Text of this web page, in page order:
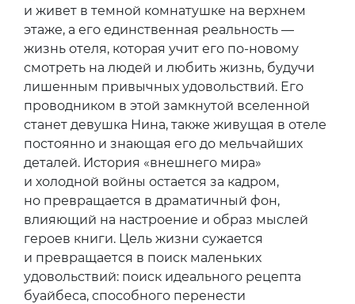
и живет в темной комнатушке на верхнем
этаже, а его единственная реальность —
жизнь отеля, которая учит его по-новому
смотреть на людей и любить жизнь, будучи
лишенным привычных удовольствий. Его
проводником в этой замкнутой вселенной
станет девушка Нина, также живущая в отеле
постоянно и знающая его до мельчайших
деталей. История «внешнего мира»
и холодной войны остается за кадром,
но превращается в драматичный фон,
влияющий на настроение и образ мыслей
героев книги. Цель жизни сужается
и превращается в поиск маленьких
удовольствий: поиск идеального рецепта
буайбеса, способного перенести